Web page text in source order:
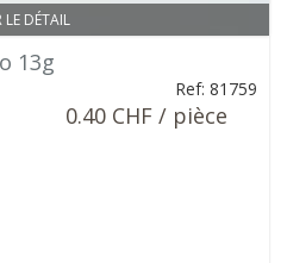
LE DÉTAIL
13g
Ref: 81759
0.40 CHF / pièce